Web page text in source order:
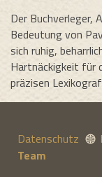
Der Buchverleger,
Bedeutung von
sich ruhig,
Hartnäckigkeit für
präzisen
Datenschutz
Team